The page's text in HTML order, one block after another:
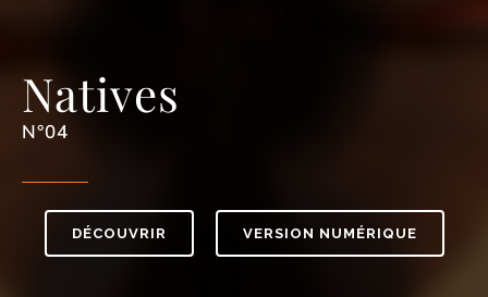
Natives
N°04
DÉCOUVRIR VERSION NUMÉRIQUE